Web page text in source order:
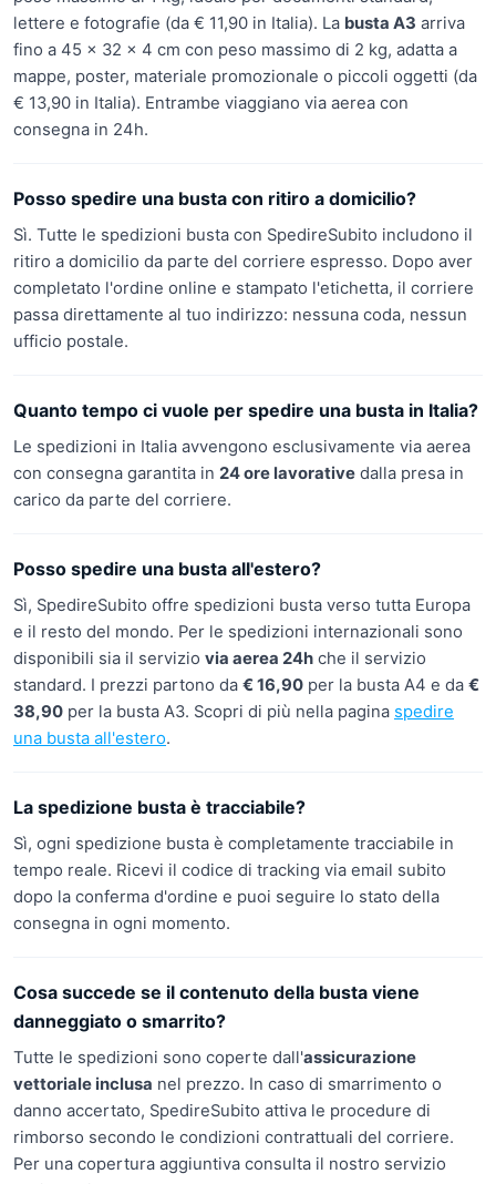
lettere e fotografie (da € 11,90 in Italia). La busta A3 arriva
fino a 45 × 32 × 4 cm con peso massimo di 2 kg, adatta a
mappe, poster, materiale promozionale o piccoli oggetti (da
€ 13,90 in Italia). Entrambe viaggiano via aerea con
consegna in 24h.
Posso spedire una busta con ritiro a domicilio?
Sì. Tutte le spedizioni busta con SpedireSubito includono il
ritiro a domicilio da parte del corriere espresso. Dopo aver
completato l'ordine online e stampato l'etichetta, il corriere
passa direttamente al tuo indirizzo: nessuna coda, nessun
ufficio postale.
Quanto tempo ci vuole per spedire una busta in Italia?
Le spedizioni in Italia avvengono esclusivamente via aerea
con consegna garantita in 24 ore lavorative dalla presa in
carico da parte del corriere.
Posso spedire una busta all'estero?
Sì, SpedireSubito offre spedizioni busta verso tutta Europa
e il resto del mondo. Per le spedizioni internazionali sono
disponibili sia il servizio via aerea 24h che il servizio
standard. I prezzi partono da € 16,90 per la busta A4 e da €
38,90 per la busta A3. Scopri di più nella pagina spedire
una busta all'estero.
La spedizione busta è tracciabile?
Sì, ogni spedizione busta è completamente tracciabile in
tempo reale. Ricevi il codice di tracking via email subito
dopo la conferma d'ordine e puoi seguire lo stato della
consegna in ogni momento.
Cosa succede se il contenuto della busta viene
danneggiato o smarrito?
Tutte le spedizioni sono coperte dall'assicurazione
vettoriale inclusa nel prezzo. In caso di smarrimento o
danno accertato, SpedireSubito attiva le procedure di
rimborso secondo le condizioni contrattuali del corriere.
Per una copertura aggiuntiva consulta il nostro servizio